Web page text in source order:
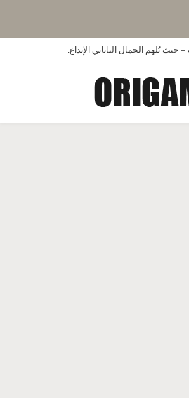
حيث يُلهم الجمال الياباني الإبداع.